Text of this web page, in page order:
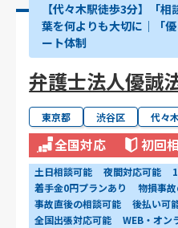
【代々木駅徒歩3分】「
葉を何よりも大切に｜「
ート体制
弁護士法人優誠
東京都 渋谷区 代々
全国対応 初回
土日相談可能 夜間対応可能
着手金0円プランあり
物損事
事故直後の相談可能
後払い可
全国出張対応可能
WEB・オン